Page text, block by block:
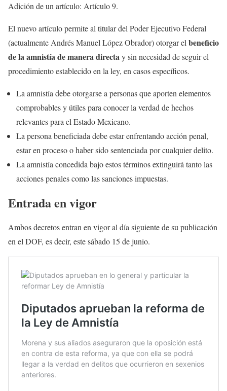
Adición de un artículo: Artículo 9.
El nuevo artículo permite al titular del Poder Ejecutivo Federal
(actualmente Andrés Manuel López Obrador) otorgar el beneficio
de la amnistía de manera directay sin necesidad de seguir el
procedimiento establecido en la ley, en casos específicos.
La amnistía debe otorgarse a personas que aporten elementos
comprobables y útiles para conocer la verdad de hechos
relevantes para el Estado Mexicano.
La persona beneficiada debe estar enfrentando acción penal,
estar en proceso o haber sido sentenciada por cualquier delito.
La amnistía concedida bajo estos términos extinguirá tanto las
acciones penales como las sanciones impuestas.
Entrada en vigor
Ambos decretos entran en vigor al día siguiente de su publicación
en el DOF, es decir, este sábado 15 de junio.